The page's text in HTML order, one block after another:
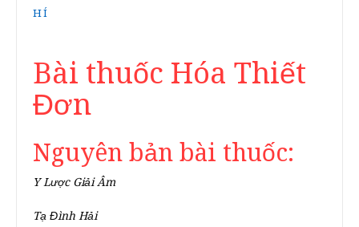
HÍ
Bài thuốc Hóa Thiết
Đơn
Nguyên bản bài thuốc:
Y Lược Giải Âm
Tạ Đình Hải